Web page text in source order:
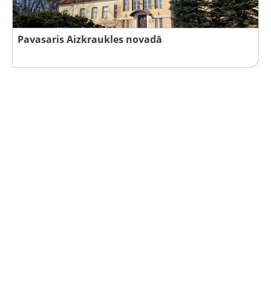
Pavasaris Aizkraukles novadā